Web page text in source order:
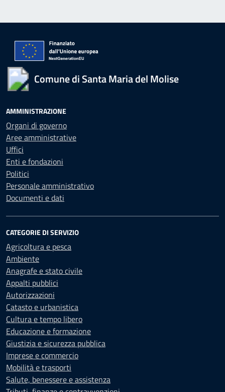
Comune di Santa Maria del Molise
AMMINISTRAZIONE
Organi di governo
Aree amministrative
Uffici
Enti e fondazioni
Politici
Personale amministrativo
Documenti e dati
CATEGORIE DI SERVIZIO
Agricoltura e pesca
Ambiente
Anagrafe e stato civile
Appalti pubblici
Autorizzazioni
Catasto e urbanistica
Cultura e tempo libero
Educazione e formazione
Giustizia e sicurezza pubblica
Imprese e commercio
Mobilità e trasporti
Salute, benessere e assistenza